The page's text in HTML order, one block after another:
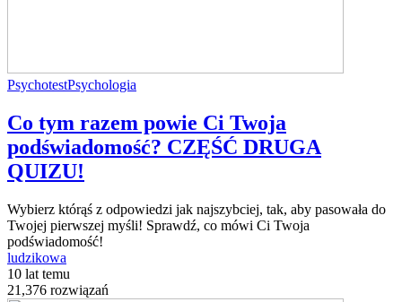
PsychotestPsychologia
Co tym razem powie Ci Twoja
podświadomość? CZĘŚĆ DRUGA
QUIZU!
Wybierz którąś z odpowiedzi jak najszybciej, tak, aby pasowała do
Twojej pierwszej myśli! Sprawdź, co mówi Ci Twoja
podświadomość!
ludzikowa
10 lat temu
21,376 rozwiązań